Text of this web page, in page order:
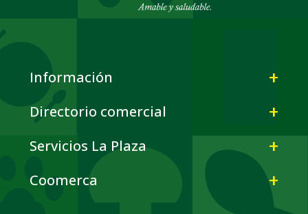
Información
Directorio comercial
Servicios La Plaza
Coomerca